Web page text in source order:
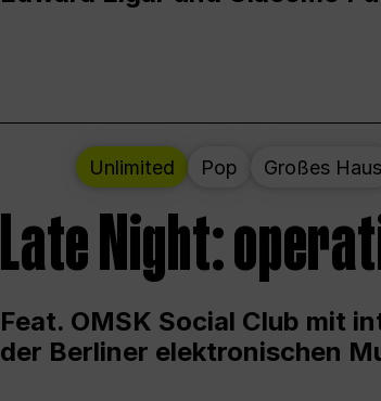
Unlimited Pop Großes Haus
Late Night:
Feat. OMSK Social Club mit
der Berliner elektronischen